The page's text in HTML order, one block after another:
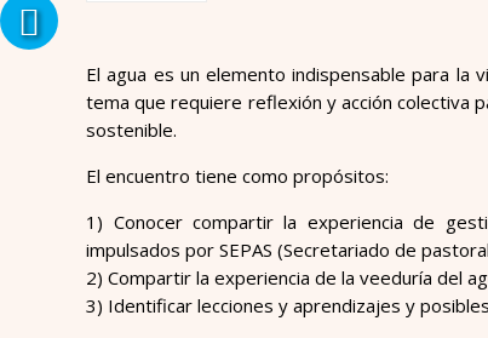
El agua es un elemento indispensable para la
tema que requiere reflexión y acción colectiva
sostenible.
El encuentro tiene como propósitos:
1) Conocer compartir la experiencia de
impulsados por SEPAS (Secretariado de
2) Compartir la experiencia de la veeduría del
3) Identificar lecciones y aprendizajes y